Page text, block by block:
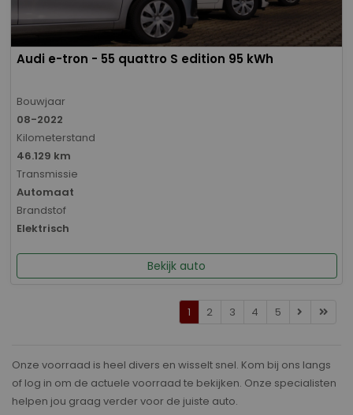
Audi e-tron - 55 quattro S edition 95 kWh
Bouwjaar
08-2022
Kilometerstand
46.129 km
Transmissie
Automaat
Brandstof
Elektrisch
Bekijk auto
1 2 3 4 5
Onze voorraad is heel divers en wisselt snel. Kom bij ons langs
of log in om de actuele voorraad te bekijken. Onze specialisten
helpen jou graag verder voor de juiste auto.